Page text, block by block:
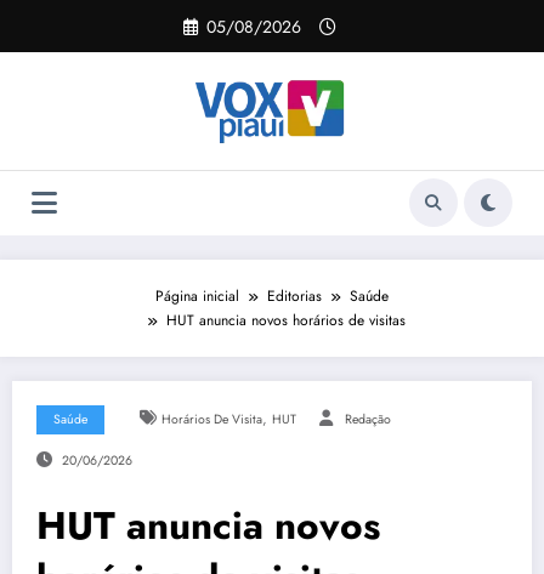
o
05/08/2026
Página inicial Editorias
Saúde
HUT anuncia novos horários de visitas
Saúde Horários De Visita, HUT Redação
20/06/2026
HUT anuncia novos